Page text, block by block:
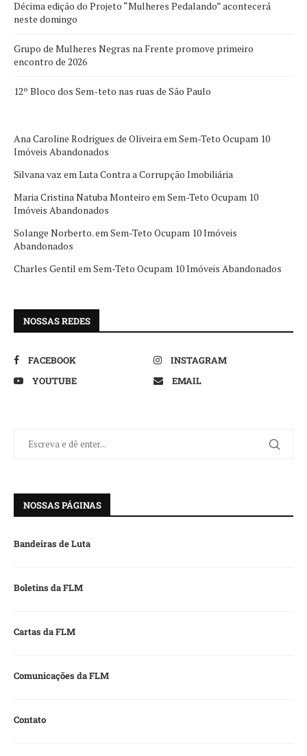
Décima edição do Projeto “Mulheres Pedalando” acontecerá
neste domingo
Grupo de Mulheres Negras na Frente promove primeiro
encontro de 2026
12º Bloco dos Sem-teto nas ruas de São Paulo
Ana Caroline Rodrigues de Oliveira em Sem-Teto Ocupam 10
Imóveis Abandonados
Silvana vaz em Luta Contra a Corrupção Imobiliária
Maria Cristina Natuba Monteiro em Sem-Teto Ocupam 10
Imóveis Abandonados
Solange Norberto.em Sem-Teto Ocupam 10 Imóveis
Abandonados
Charles Gentil em Sem-Teto Ocupam 10 Imóveis Abandonados
NOSSAS REDES
FACEBOOK
INSTAGRAM
YOUTUBE
EMAIL
NOSSAS PÁGINAS
Bandeiras de Luta
Boletins da FLM
Cartas da FLM
Comunicações da FLM
Contato